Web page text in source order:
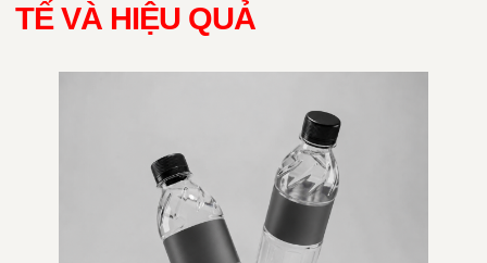
TẾ VÀ HIỆU QUẢ